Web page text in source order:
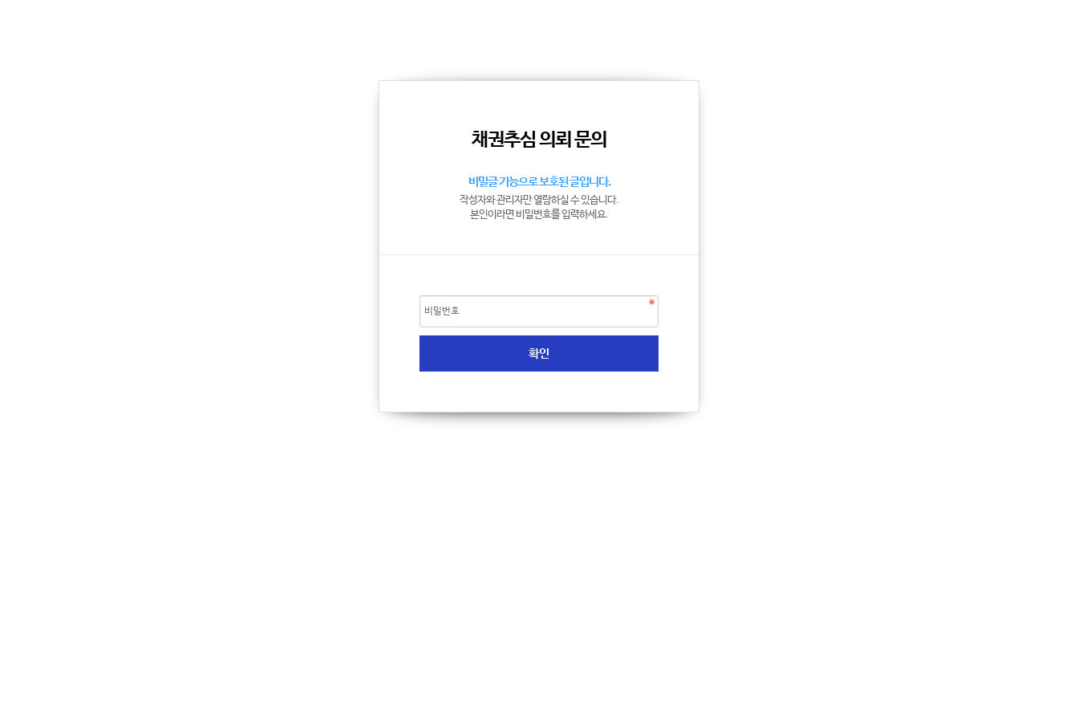
채권추심 의뢰 문의
비밀글 기능으로 보호된 글입니다.
작성자와 관리자만 열람하실 수 있습니다.
본인이라면 비밀번호를 입력하세요.